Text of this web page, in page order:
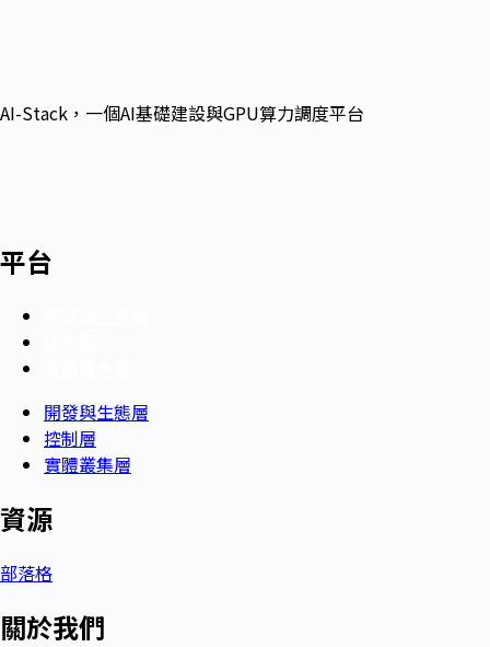
AI-Stack，一個AI基礎建設與GPU算力調度平台
平台
開發與生態層
控制層
實體叢集層
資源
部落格
關於我們